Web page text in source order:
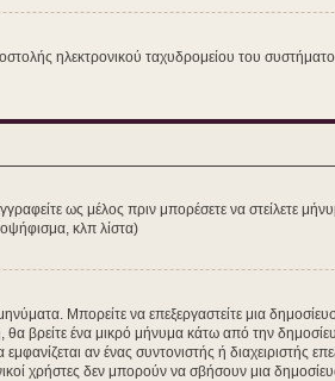
ηλεκτρονικού ταχυδρομείου του
ως μέλος πριν μπορέσετε να στείλετε
κλπ λίστα)
Μπορείτε να επεξεργαστείτε μια
βρείτε ένα μικρό μήνυμα κάτω από την
αν ένας συντονιστής ή
χρήστες δεν μπορούν να σβήσουν μια